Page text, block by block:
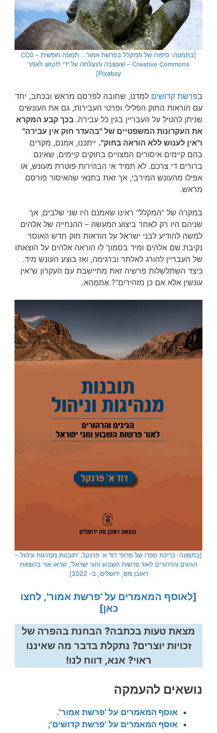
[בתמונה: סיפורו של המקלל בפרשת אמור… תמונה חופשית – CC0
Creative Commons – שעוצבה והועלתה על ידי aitoff לאתר
Pixabay]
בפרשת קדושים למדנו, שחובה לפרסם מראש ובכתב, יחד
עם הוראות החוק הפלילי ופרטי העבירות, גם את העונשים
שניתן להטיל על העבריין בגין כל עבירה. בכך קבע המקרא
את העקרונות המשפטיים של "בהעדר חוק אין עבירה"
ו"אין לענוש ללא הוראה בחוק". ייתכנו, אמנם, מקרים
בהם קיימים איסורים המצויים בחוקים קיימים, שאינם
ברורים די צרכם. לא תמיד אי הבהירות פוטרת מעונש, או
אפילו מהעונש המירבי, אך זאת בתנאי שהאיסור פורסם
מראש.
במקרה של "המקלל" ראינו שאמנם היו שני שלבים, אך
שניהם היו רק לאחר ביצוע המעשה – ההנחייה של אלהים
למשה להודיע לבני ישראל על הוראות חוק חדש האוסר
נקיבת שם אלהים ומיד בסמוך לו הוראה אלהים על הוצאתו
של העבריין להורג לאלתר וברגימה, ואז בוצע העונש מיד.
כיצד השתלשלות פרשיה זאת מתיישבת עם העקרון ש"אין
עונשין אלא אם כן מזהירים"? אֶתְמְהָא.
[בתמונה: כריכת ספרו של פרופ' דוד א' פרנקל, 'תובנות מנהיגות וניהול –
הגיגים והרהורים לאור פרשות השבוע וחגי ישראל', שראו אור בהוצאת
ראובן מס, ירושלים, ב- 2022]
[לאוסף המאמרים על 'פרשת אמור', לחצו
כאן]
מצאת טעות בכתבה? הבחנת בהפרה של
זכויות יוצרים? נתקלת בדבר מה שאיננו
ראוי? אנא, דווח לנו!
נושאים להעמקה
אוסף המאמרים על 'פרשת אמור'.
אוסף המאמרים על 'פרשת קדושים';